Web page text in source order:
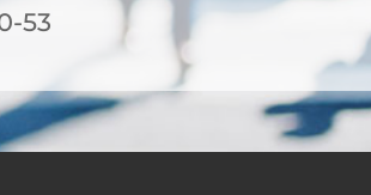
53